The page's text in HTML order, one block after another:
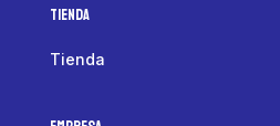
Tienda
Tienda